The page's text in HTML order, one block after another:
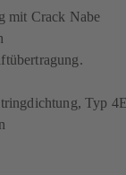
mit Crack Nabe
, Typ